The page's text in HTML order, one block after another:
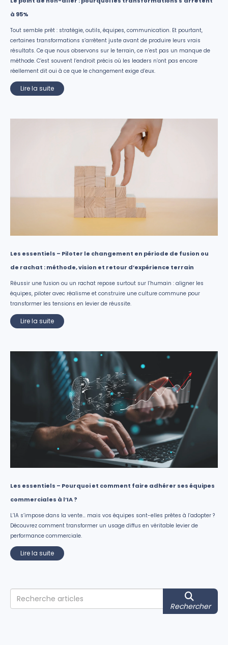
à 95%
Tout semble prêt : stratégie, outils, équipes, communication. Et pourtant,
certaines transformations s’arrêtent juste avant de produire leurs vrais
résultats. Ce que nous observons sur le terrain, ce n’est pas un manque de
méthode. C’est souvent l’endroit précis où les leaders n’ont pas encore
réellement dit oui à ce que le changement exige d’eux.
Lire la suite
Les essentiels – Piloter le changement en période de fusion ou
de rachat : méthode, vision et retour d’expérience terrain
Réussir une fusion ou un rachat repose surtout sur l’humain : aligner les
équipes, piloter avec réalisme et construire une culture commune pour
transformer les tensions en levier de réussite.
Lire la suite
Les essentiels – Pourquoi et comment faire adhérer ses équipes
commerciales à l’IA ?
L’IA s’impose dans la vente… mais vos équipes sont-elles prêtes à l’adopter ?
Découvrez comment transformer un usage diffus en véritable levier de
performance commerciale.
Lire la suite
Rechercher